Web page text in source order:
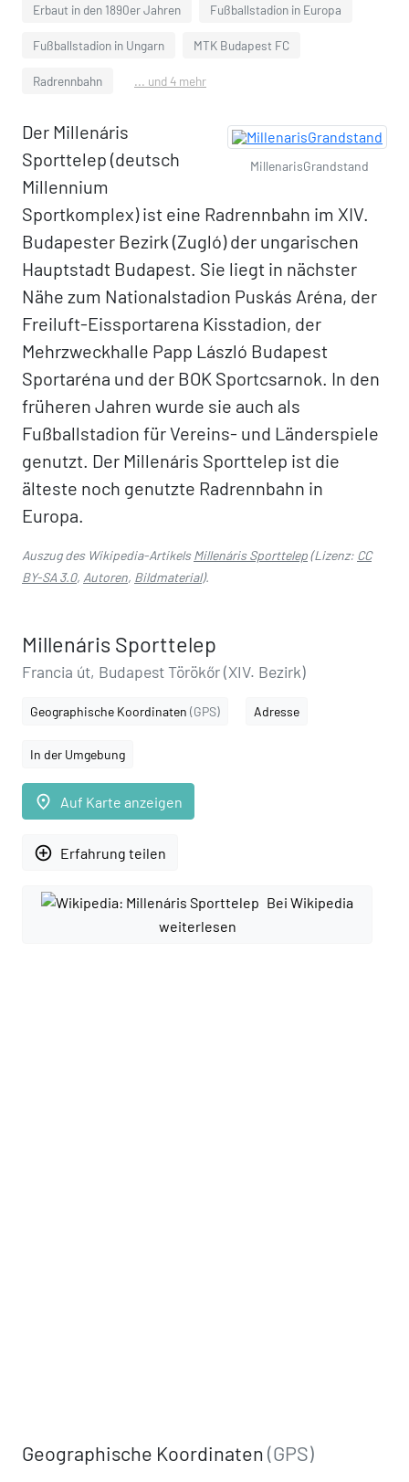
Erbaut in den 1890er Jahren Fußballstadion in Europa
Fußballstadion in Ungarn MTK Budapest FC
Radrennbahn ... und 4 mehr
MillenarisGrandstand
Der Millenáris
Sporttelep (deutsch
Millennium
Sportkomplex) ist eine Radrennbahn im XIV.
Budapester Bezirk (Zugló) der ungarischen
Hauptstadt Budapest. Sie liegt in nächster
Nähe zum Nationalstadion Puskás Aréna, der
Freiluft-Eissportarena Kisstadion, der
Mehrzweckhalle Papp László Budapest
Sportaréna und der BOK Sportcsarnok. In den
früheren Jahren wurde sie auch als
Fußballstadion für Vereins- und Länderspiele
genutzt. Der Millenáris Sporttelep ist die
älteste noch genutzte Radrennbahn in
Europa.
Auszug des Wikipedia-ArtikelsMillenáris Sporttelep(Lizenz: CC
BY-SA 3.0, Autoren, Bildmaterial).
Millenáris Sporttelep
Francia út, Budapest Törökőr (XIV. Bezirk)
Geographische Koordinaten (GPS) Adresse
In der Umgebung
place Auf Karte anzeigen
add_circle_outline Erfahrung teilen
Bei Wikipedia
weiterlesen
Geographische Koordinaten(GPS)